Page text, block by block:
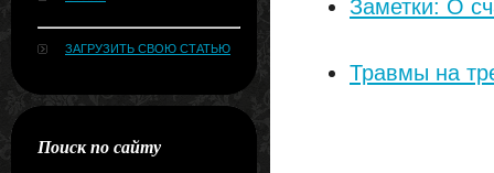
ЗАГРУЗИТЬ СВОЮ СТАТЬЮ
Поиск по сайту
Заметки: О
Травмы на